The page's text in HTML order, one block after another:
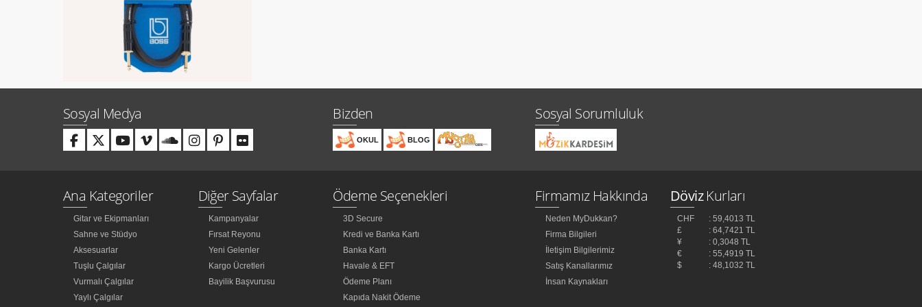
Sosyal Medya Bizden
OKUL BLOG
Sosyal Sorumluluk
Ana Kategoriler
Gitar ve Ekipmanları
Sahne ve Stüdyo
Aksesuarlar
Tuşlu Çalgılar
Vurmalı Çalgılar
Yaylı Çalgılar
Diğer Sayfalar
Kampanyalar
Fırsat Reyonu
Yeni Gelenler
Kargo Ücretleri
Bayilik Başvurusu
Ödeme Seçenekleri
3D Secure
Kredi ve Banka Kartı
Banka Kartı
Havale & EFT
Ödeme Planı
Kapıda Nakit Ödeme
Firmamız Hakkında
Neden MyDukkan?
Firma Bilgileri
İletişim Bilgilerimiz
Satış Kanallarımız
İnsan Kaynakları
DövizKurları
CHF
: 59,4013 TL
£
: 64,7421 TL
¥
: 0,3048 TL
€
: 55,4919 TL
$
: 48,1032 TL